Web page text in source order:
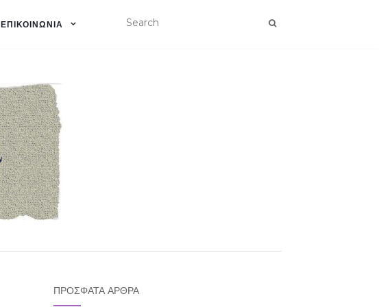
ΕΠΙΚΟΙΝΩΝΊΑ
ΠΡΌΣΦΑΤΑ ΆΡΘΡΑ